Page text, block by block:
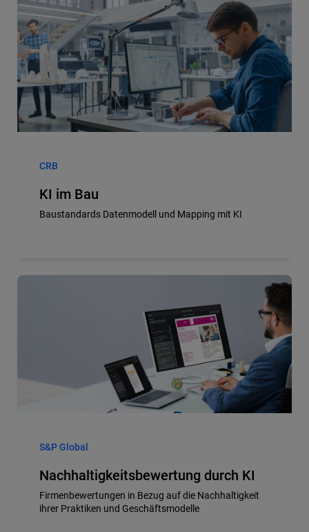
CRB
KI im Bau
Baustandards Datenmodell und Mapping mit KI
S&P Global
Nachhaltigkeitsbewertung durch KI
Firmenbewertungen in Bezug auf die Nachhaltigkeit
ihrer Praktiken und Geschäftsmodelle